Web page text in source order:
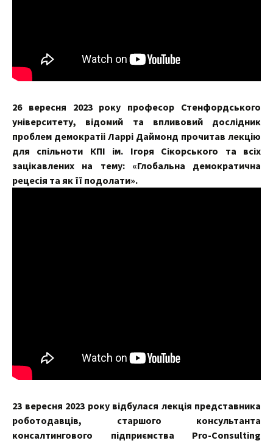
26 вересня 2023 року професор Стенфордського
університету, відомий та впливовий дослідник
проблем демократіі Ларрі Даймонд прочитав лекцію
для спільноти КПІ ім. Ігоря Сікорського та всіх
зацікавлених на тему: «Глобальна демократична
рецесія та як її подолати».
23 вересня 2023 року відбулася лекція представника
роботодавців, старшого консультанта
консалтингового підприємства Pro-Consulting